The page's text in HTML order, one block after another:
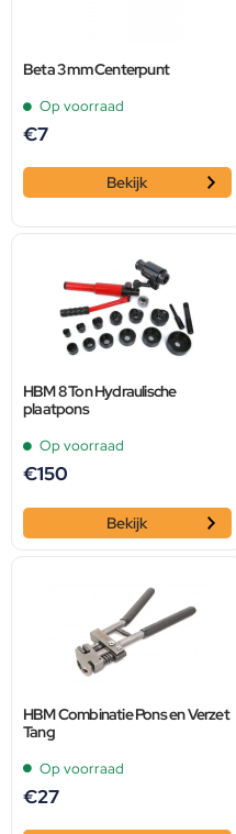
Beta 3 mm Centerpunt
Op voorraad
€7
Bekijk
HBM 8 Ton Hydraulische
plaatpons
Op voorraad
€150
Bekijk
HBM Combinatie Pons en Verzet
Tang
Op voorraad
€27